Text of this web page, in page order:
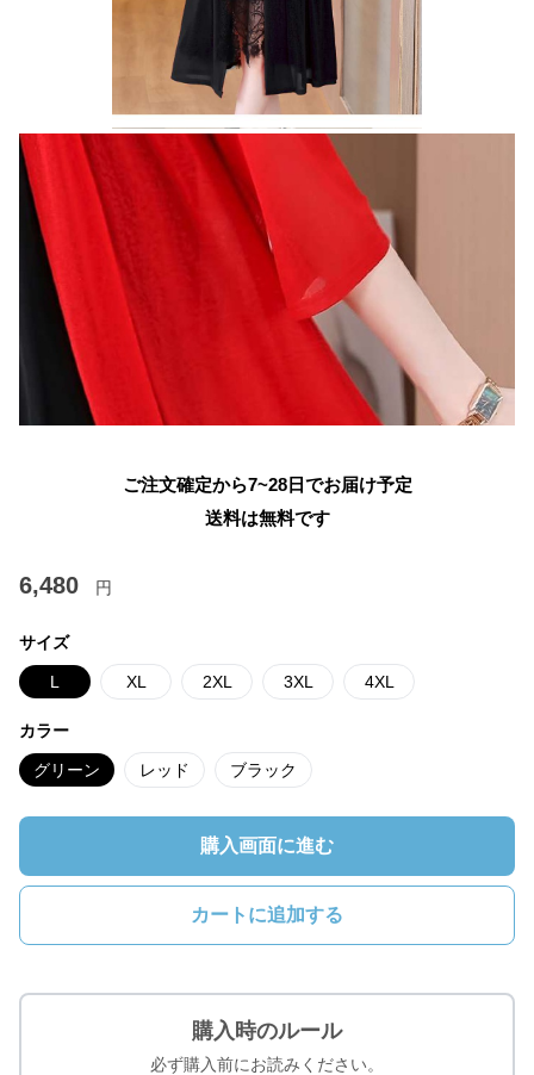
ご注文確定から7~28日でお届け予定
送料は無料です
6,480 円
サイズ
L XL 2XL 3XL 4XL
カラー
グリーン レッド ブラック
購入画面に進む
カートに追加する
購入時のルール
必ず購入前にお読みください。